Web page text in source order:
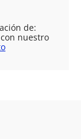
de:
con nuestro